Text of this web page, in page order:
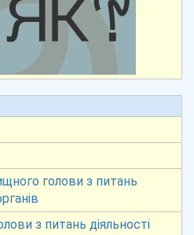
голови з питань
з питань діяльності